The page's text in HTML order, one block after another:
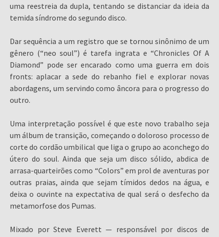
uma reestreia da dupla, tentando se distanciar da ideia da
temida síndrome do segundo disco.
Dar sequência a um registro que se tornou sinônimo de um
gênero (“neo soul”) é tarefa ingrata e “Chronicles Of A
Diamond” pode ser encarado como uma guerra em dois
fronts: aplacar a sede do rebanho fiel e explorar novas
abordagens, um servindo como âncora para o progresso do
outro.
Uma interpretação possível é que este novo trabalho seja
um álbum de transição, começando o doloroso processo de
corte do cordão umbilical que liga o grupo ao aconchego do
útero do soul. Ainda que seja um disco sólido, abdica de
arrasa-quarteirões como “Colors” em prol de aventuras por
outras praias, ainda que sejam tímidos dedos na água, e
deixa o ouvinte na expectativa de qual será o desfecho da
metamorfose dos Pumas.
Mixado por Steve Everett — responsável por discos de